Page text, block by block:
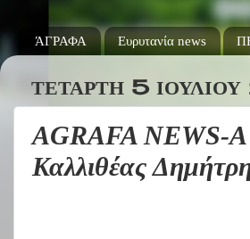
ΆΓΡΑΦΑ Ευρυτανία news
ΤΕΤΆΡΤΗ 5
AGRAFA NEWS-
Καλλιθέας